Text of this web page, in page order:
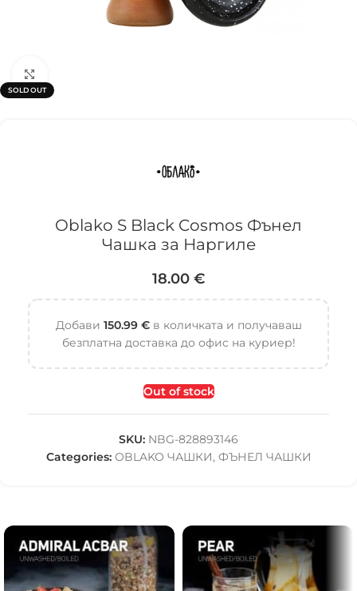
SOLD OUT
Oblako S Black Cosmos Фънел
Чашка за Наргиле
18.00 €
Добави 150.99 €в количката и получаваш
безплатна доставка до офис на куриер!
Out of stock
SKU: NBG-828893146
Categories: OBLAKO ЧАШКИ, ФЪНЕЛ ЧАШКИ